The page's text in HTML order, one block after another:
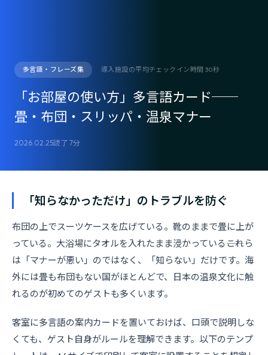
多言語・フレーズ集 導入施設の平均チェックイン時間 30秒
「お部屋の使い方」多言語カード──
畳・布団・スリッパ・温泉マナー
2026.02.25読了 7分
「知らなかっただけ」のトラブルを防ぐ
布団の上でスーツケースを広げている。靴のままで畳に上が
っている。大浴場にタオルを入れたまま浸かっている――これら
は「マナーが悪い」のではなく、「知らない」だけです。海
外には畳も布団もない国がほとんどで、日本の温泉文化に触
れるのが初めてのゲストも多くいます。
客室に多言語の案内カードを置いておけば、口頭で説明しな
くても、ゲスト自身がルールを理解できます。以下のテンプ